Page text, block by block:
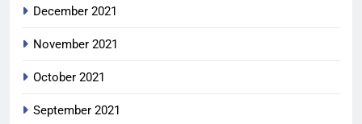
December 2021
November 2021
October 2021
September 2021